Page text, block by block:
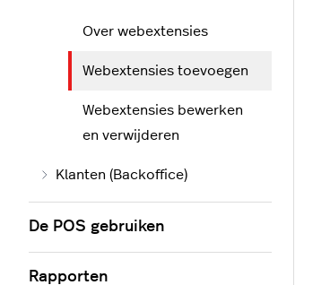
Over webextensies
Webextensies toevoegen
Webextensies bewerken
en verwijderen
Klanten (Backoffice)
De POS gebruiken
Rapporten